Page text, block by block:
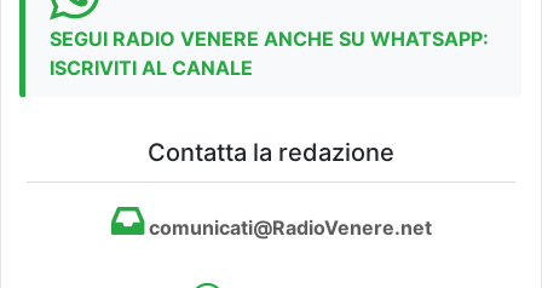
SEGUI RADIO VENERE ANCHE SU WHATSAPP:
ISCRIVITI AL CANALE
Contatta la redazione
comunicati@RadioVenere.net